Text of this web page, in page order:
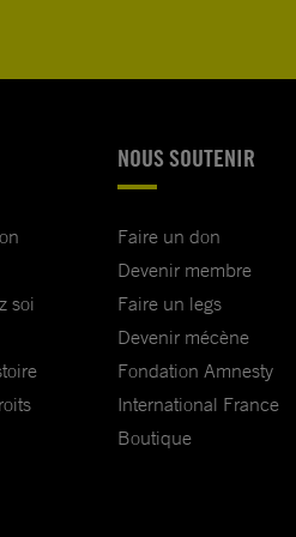
soi
NOUS SOUTENIR
Faire un don
Devenir membre
Faire un legs
Devenir mécène
Fondation Amnesty
International France
Boutique